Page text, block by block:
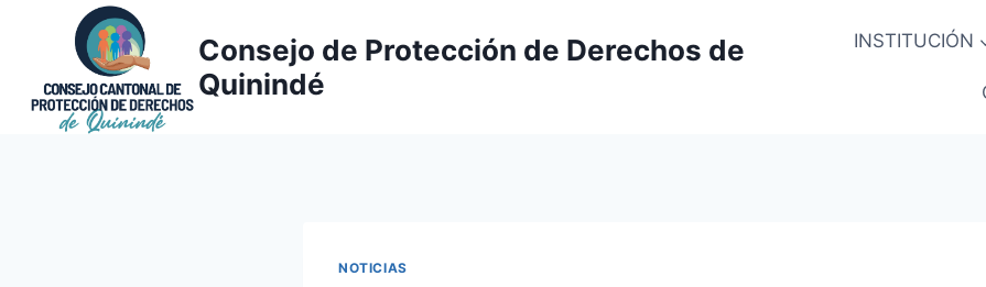
contenido
Consejo de Protección de Derechos de
Quinindé
INSTITUCIÓN
NOTICIAS